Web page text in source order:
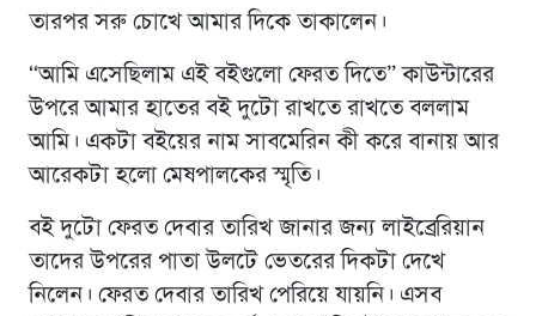
তারপর সরু চোখে আমার দিকে তাকালেন।
“আমি এসেছিলাম এই বইগুলো ফেরত দিতে” কাউন্টারের
উপরে আমার হাতের বই দুটো রাখতে রাখতে বললাম
আমি। একটা বইয়ের নাম সাবমেরিন কী করে বানায় আর
আরেকটা হলো মেষপালকের স্মৃতি।
বই দুটো ফেরত দেবার তারিখ জানার জন্য লাইব্রেরিয়ান
তাদের উপরের পাতা উলটে ভেতরের দিকটা দেখে
নিলেন। ফেরত দেবার তারিখ পেরিয়ে যায়নি। এসব